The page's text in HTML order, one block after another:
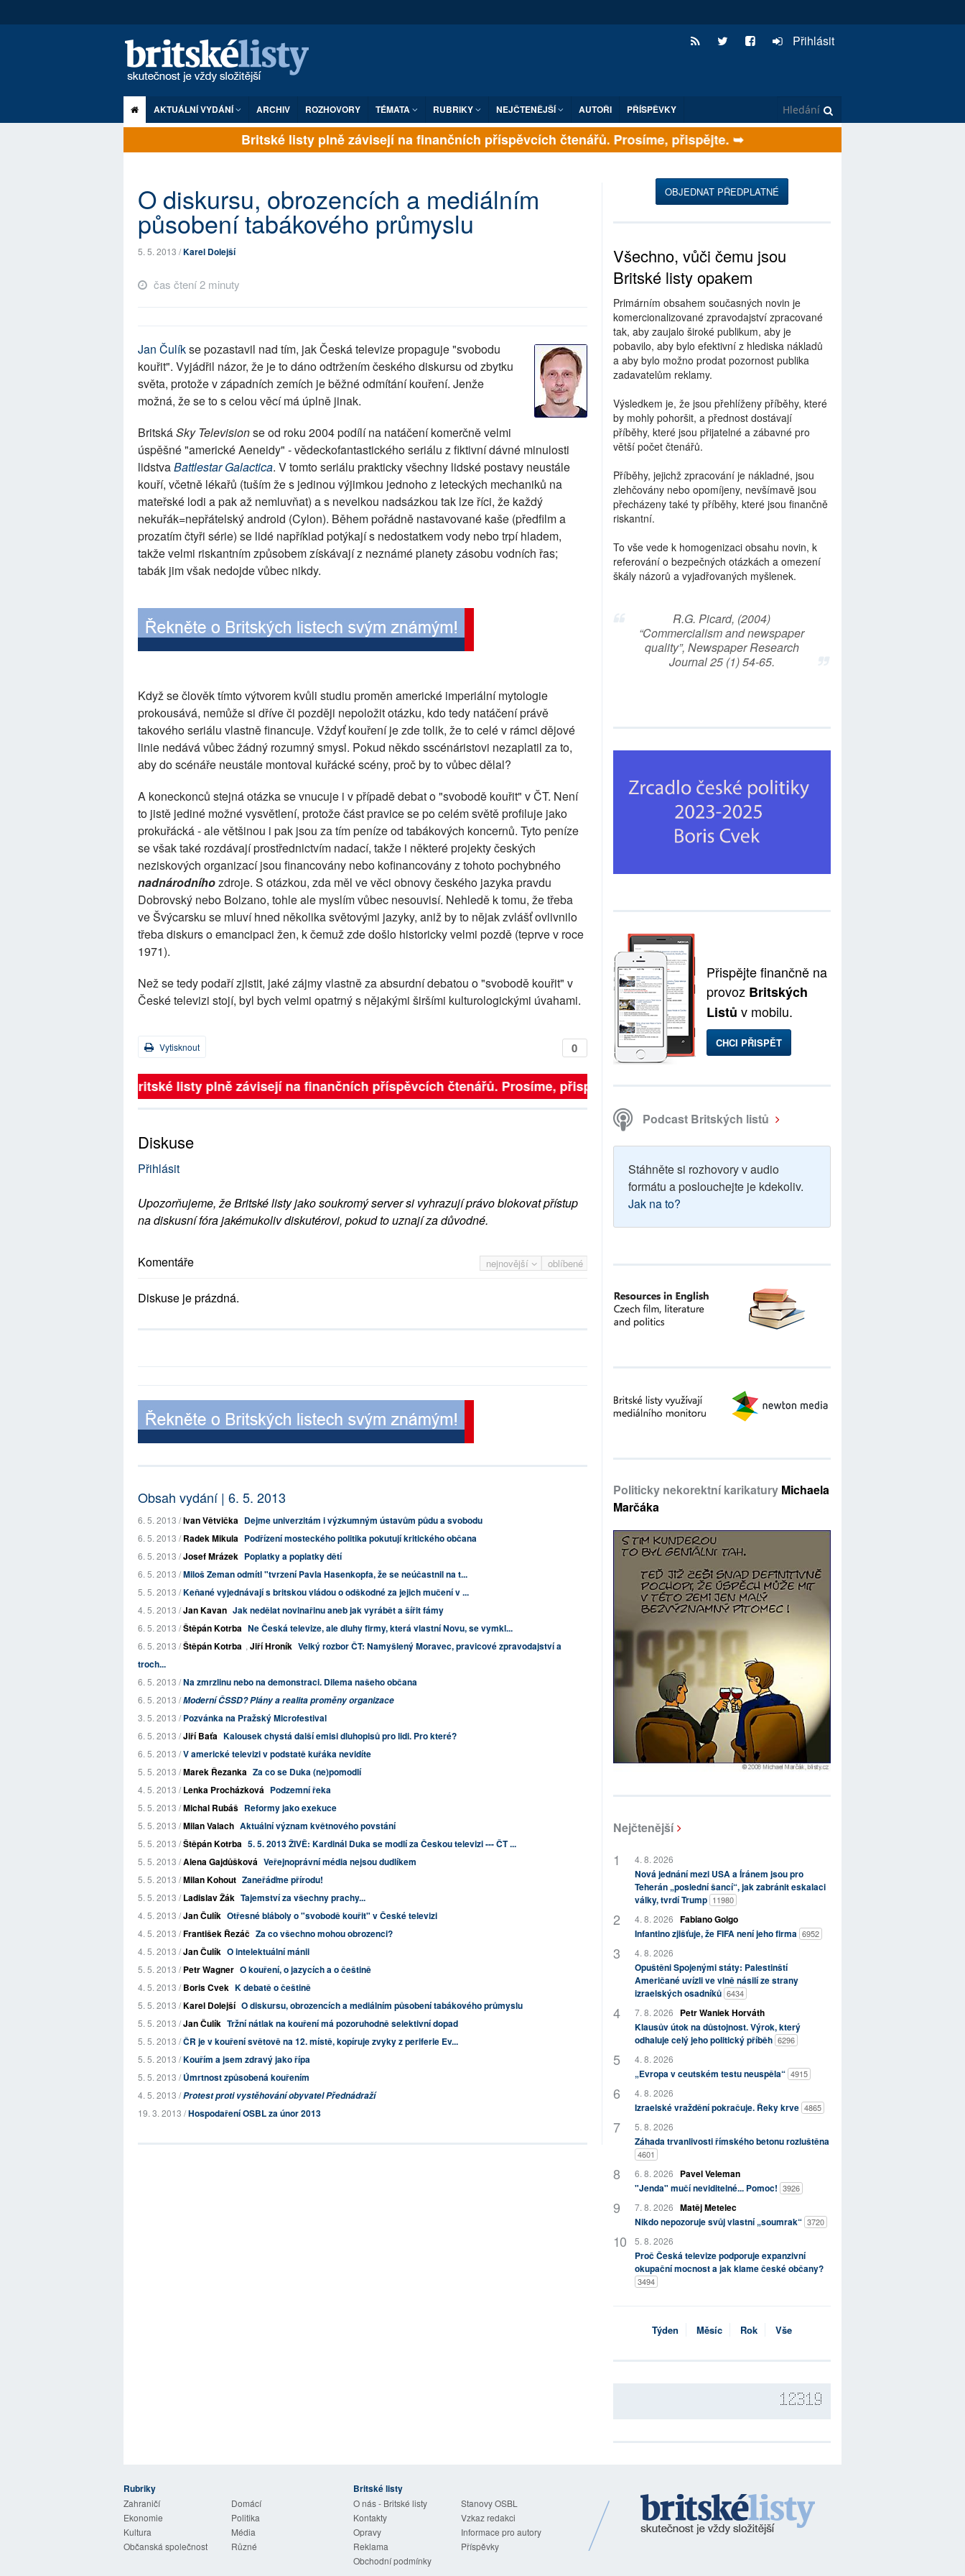
Přihlásit
AKTUÁLNÍ VYDÁNÍ ARCHIV ROZHOVORY TÉMATA RUBRIKY NEJČTENĚJŠÍ AUTOŘI PŘÍSPĚVKY
Britské listy plně závisejí na finančních příspěvcích čtenářů. Prosíme, přispějte. ➥
O diskursu, obrozencích a mediálním
působení tabákového průmyslu
5. 5. 2013 /Karel Dolejší
čas čtení 2 minuty
Jan Čulíkse pozastavil nad tím, jak Česká televize propaguje "svobodu
kouřit". Vyjádřil názor, že je to dáno odtržením českého diskursu od zbytku
světa, protože v západních zemích je běžné odmítání kouření. Jenže
možná, že se to s celou věcí má úplně jinak.
BritskáSky Televisionse od roku 2004 podílí na natáčení komerčně velmi
úspěšné "americké Aeneidy" - vědeckofantastického seriálu z fiktivní dávné minulosti
lidstvaBattlestar Galactica. V tomto seriálu prakticky všechny lidské postavy neustále
kouří, včetně lékařů (tuším že s jedinou výjimkou jednoho z leteckých mechaniků na
mateřské lodi a pak až nemluvňat) a s nevelkou nadsázkou tak lze říci, že každý
nekuřák=nepřátelský android (Cylon). Během pořádně nastavované kaše (předfilm a
prozatím čtyři série) se lidé například potýkají s nedostatkem vody nebo trpí hladem,
takže velmi riskantním způsobem získávají z neznámé planety zásobu vodních řas;
tabák jim však nedojde vůbec nikdy.
Když se člověk tímto výtvorem kvůli studiu proměn americké imperiální mytologie
prokousává, nemůže si dříve či později nepoložit otázku, kdo tedy natáčení právě
takového seriálu vlastně financuje. Vždyť kouření je zde tolik, že to celé v rámci dějové
linie nedává vůbec žádný rozumný smysl. Pokud někdo sscénáristovi nezaplatil za to,
aby do scénáře neustále montoval kuřácké scény, proč by to vůbec dělal?
A koneckonců stejná otázka se vnucuje i v případě debat o "svobodě kouřit" v ČT. Není
to jistě jediné možné vysvětlení, protože část pravice se po celém světě profiluje jako
prokuřácká - ale většinou i pak jsou za tím peníze od tabákových koncernů. Tyto peníze
se však také rozdávají prostřednictvím nadací, takže i některé projekty českých
neziskových organizací jsou financovány nebo kofinancovány z tohoto pochybného
nadnárodníhozdroje. S otázkou, zda měl ve věci obnovy českého jazyka pravdu
Dobrovský nebo Bolzano, tohle ale myslím vůbec nesouvisí. Nehledě k tomu, že třeba
ve Švýcarsku se mluví hned několika světovými jazyky, aniž by to nějak zvlášť ovlivnilo
třeba diskurs o emancipaci žen, k čemuž zde došlo historicky velmi pozdě (teprve v roce
1971).
Než se tedy podaří zjistit, jaké zájmy vlastně za absurdní debatou o "svobodě kouřit" v
České televizi stojí, byl bych velmi opatrný s nějakými širšími kulturologickými úvahami.
0
Vytisknout
Britské listy plně závisejí na finančních příspěvcích čtenářů. Prosíme, přispějte. ➥
Diskuse
Přihlásit
Upozorňujeme, že Britské listy jako soukromý server si vyhrazují právo blokovat přístup
na diskusní fóra jakémukoliv diskutérovi, pokud to uznají za důvodné.
nejnovější oblíbené
Komentáře
Diskuse je prázdná.
Obsah vydání | 6. 5. 2013
6. 5. 2013 /Ivan Větvička Dejme univerzitám i výzkumným ústavům půdu a svobodu
6. 5. 2013 /Radek Mikula Podřízení mosteckého politika pokutují kritického občana
6. 5. 2013 /Josef Mrázek Poplatky a poplatky dětí
6. 5. 2013 /Miloš Zeman odmítl "tvrzení Pavla Hasenkopfa, že se neúčastnil na t...
5. 5. 2013 /Keňané vyjednávají s britskou vládou o odškodné za jejich mučení v ...
4. 5. 2013 /Jan Kavan Jak nedělat novinařinu aneb jak vyrábět a šířit fámy
6. 5. 2013 /Štěpán Kotrba Ne Česká televize, ale dluhy firmy, která vlastní Novu, se vymkl...
6. 5. 2013 /Štěpán Kotrba , Jiří Hroník Velký rozbor ČT: Namyšlený Moravec, pravicové zpravodajství a
troch...
6. 5. 2013 /Na zmrzlinu nebo na demonstraci. Dilema našeho občana
6. 5. 2013 /Moderní ČSSD? Plány a realita proměny organizace
3. 5. 2013 /Pozvánka na Pražský Microfestival
6. 5. 2013 /Jiří Baťa Kalousek chystá další emisi dluhopisů pro lidi. Pro které?
6. 5. 2013 /V americké televizi v podstatě kuřáka nevidíte
5. 5. 2013 /Marek Řezanka Za co se Duka (ne)pomodlí
4. 5. 2013 /Lenka Procházková Podzemní řeka
5. 5. 2013 /Michal Rubáš Reformy jako exekuce
5. 5. 2013 /Milan Valach Aktuální význam květnového povstání
5. 5. 2013 /Štěpán Kotrba 5. 5. 2013 ŽIVĚ: Kardinál Duka se modlí za Českou televizi --- ČT ...
5. 5. 2013 /Alena Gajdůšková Veřejnoprávní média nejsou dudlíkem
5. 5. 2013 /Milan Kohout Zaneřáďme přírodu!
5. 5. 2013 /Ladislav Žák Tajemství za všechny prachy...
4. 5. 2013 /Jan Čulík Otřesné bláboly o "svobodě kouřit" v České televizi
4. 5. 2013 /František Řezáč Za co všechno mohou obrozenci?
4. 5. 2013 /Jan Čulík O intelektuální mánii
5. 5. 2013 /Petr Wagner O kouření, o jazycích a o češtině
4. 5. 2013 /Boris Cvek K debatě o češtině
5. 5. 2013 /Karel Dolejší O diskursu, obrozencích a mediálním působení tabákového průmyslu
5. 5. 2013 /Jan Čulík Tržní nátlak na kouření má pozoruhodně selektivní dopad
5. 5. 2013 /ČR je v kouření světově na 12. místě, kopíruje zvyky z periferie Ev...
5. 5. 2013 /Kouřím a jsem zdravý jako řípa
5. 5. 2013 /Úmrtnost způsobená kouřením
4. 5. 2013 /Protest proti vystěhování obyvatel Přednádraží
19. 3. 2013 /Hospodaření OSBL za únor 2013
OBJEDNAT PŘEDPLATNÉ
Všechno, vůči čemu jsou
Britské listy opakem
Primárním obsahem současných novin je
komercionalizované zpravodajství zpracované
tak, aby zaujalo široké publikum, aby je
pobavilo, aby bylo efektivní z hlediska nákladů
a aby bylo možno prodat pozornost publika
zadavatelům reklamy.
Výsledkem je, že jsou přehlíženy příběhy, které
by mohly pohoršit, a přednost dostávají
příběhy, které jsou přijatelné a zábavné pro
větší počet čtenářů.
Příběhy, jejichž zpracování je nákladné, jsou
zlehčovány nebo opomíjeny, nevšímavě jsou
přecházeny také ty příběhy, které jsou finančně
riskantní.
To vše vede k homogenizaci obsahu novin, k
referování o bezpečných otázkách a omezení
škály názorů a vyjadřovaných myšlenek.
R.G. Picard, (2004)
“Commercialism and newspaper
quality”, Newspaper Research
Journal 25 (1) 54-65.
Přispějte finančně na
provoz Britských
Listů v mobilu.
CHCI PŘISPĚT
Podcast Britských listů
Stáhněte si rozhovory v audio
formátu a poslouchejte je kdekoliv.
Jak na to?
Politicky nekorektní karikatury Michaela
Marčáka
Nejčtenější
4. 8. 2026
Nová jednání mezi USA a Íránem jsou pro
Teherán „poslední šancí“, jak zabránit eskalaci
války, tvrdí Trump 11980
4. 8. 2026 Fabiano Golgo
Infantino zjišťuje, že FIFA není jeho firma 6952
4. 8. 2026
Opuštěni Spojenými státy: Palestinští
Američané uvízli ve vlně násilí ze strany
izraelských osadníků 6434
7. 8. 2026
Petr Waniek Horváth
Klausův útok na důstojnost. Výrok, který
odhaluje celý jeho politický příběh 6296
4. 8. 2026
„Evropa v ceutském testu neuspěla“ 4915
4. 8. 2026
Izraelské vraždění pokračuje. Řeky krve 4865
5. 8. 2026
Záhada trvanlivosti římského betonu rozluštěna
4601
6. 8. 2026
Pavel Veleman
"Jenda" mučí neviditelné... Pomoc! 3926
7. 8. 2026 Matěj Metelec
Nikdo nepozoruje svůj vlastní „soumrak“ 3720
5. 8. 2026
Proč Česká televize podporuje expanzivní
okupační mocnost a jak klame české občany?
3494
Týden Měsíc Rok Vše
12319
Rubriky
Zahraničí
Domácí
Ekonomie
Politika
Kultura
Média
Občanská společnost
Různé
Britské listy
O nás - Britské listy
Stanovy OSBL
Kontakty
Vzkaz redakci
Opravy
Informace pro autory
Reklama
Příspěvky
Obchodní podmínky